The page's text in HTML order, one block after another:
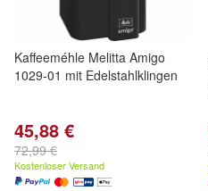
Kaffeeméhle Melitta Amigo
1029-01 mit Edelstahlklingen
45,88 €
72,99 €
Kostenloser Versand